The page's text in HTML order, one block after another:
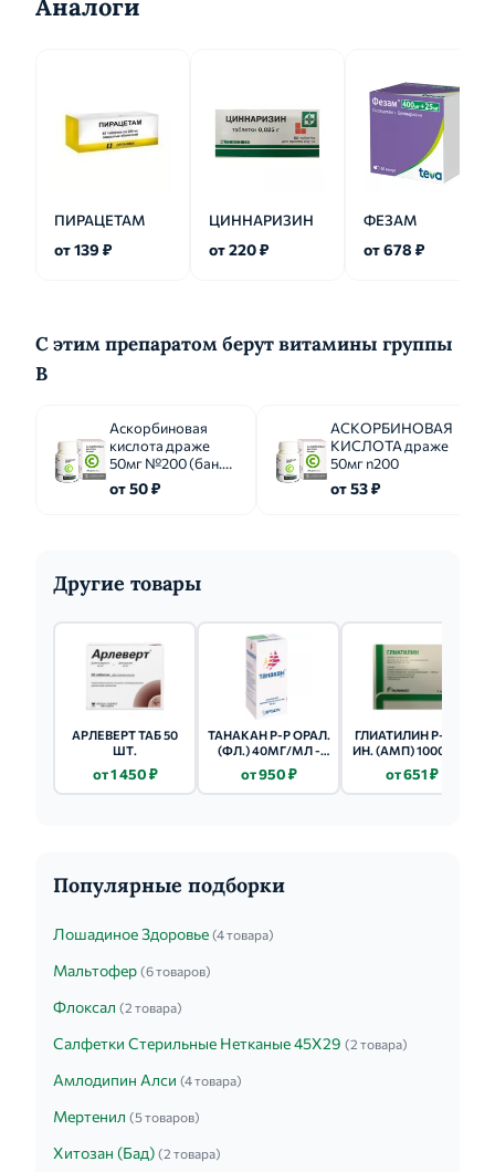
Аналоги
ПИРАЦЕТАМ
от 139 ₽
ЦИННАРИЗИН
от 220 ₽
ФЕЗАМ
от 678 ₽
С этим препаратом берут витамины группы
B
Аскорбиновая
кислота драже
50мг №200 (бан.
полим.)
от 50 ₽
АСКОРБИНОВАЯ
КИСЛОТА драже
50мг n200
от 53 ₽
Другие товары
АРЛЕВЕРТ ТАБ 50
ШТ.
от 1 450 ₽
ТАНАКАН Р-Р ОРАЛ.
(ФЛ.) 40МГ/МЛ -
от 950 ₽
ГЛИАТИЛИН Р-Р Д/
ИН. (АМП) 1000МГ -
от 651 ₽
Популярные подборки
Лошадиное Здоровье (4 товара)
Мальтофер (6 товаров)
Флоксал (2 товара)
Салфетки Стерильные Нетканые 45Х29 (2 товара)
Амлодипин Алси (4 товара)
Мертенил (5 товаров)
Хитозан (Бад) (2 товара)